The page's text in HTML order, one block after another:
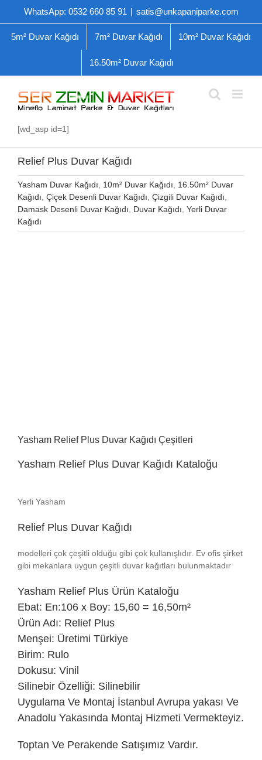
WhatsApp: 0532 660 85 91 | satis@unkapaniparke.com
5m² Duvar Kağıdı 7m² Duvar Kağıdı 10m² Duvar Kağıdı
16.50m² Duvar Kağıdı
[wd_asp id=1]
Relief Plus Duvar Kağıdı
Yasham Duvar Kağıdı 10m² Duvar Kağıdı
16.50m² Duvar
Kağıdı Çiçek Desenli Duvar Kağıdı Çizgili Duvar Kağıdı
Damask Desenli Duvar Kağıdı
Duvar Kağıdı Yerli Duvar
Kağıdı
Yasham Relief Plus Duvar Kağıdı Çeşitleri
Yasham Relief Plus Duvar Kağıdı Kataloğu
Yerli Yasham
Relief Plus Duvar Kağıdı
modelleri çok çeşitli olduğu gibi çok kullanışlıdır. Ev ofis şirket
gibi mekanlara uygun çeşitli duvar kağıtları bulunmaktadır
Yasham Relief Plus Ürün Kataloğu
Ebat: En:106 x Boy: 15,60 = 16,50m²
Ürün Adı: Relief Plus
Menşei: Üretimi Türkiye
Birim: Rulo
Dokusu: Vinil
Silinebir Özelliği: Silinebilir
Uygulama Ve Montaj İstanbul Avrupa yakası Ve
Anadolu Yakasında Montaj Hizmeti Vermekteyiz.
Toptan Ve Perakende Satışımız Vardır.